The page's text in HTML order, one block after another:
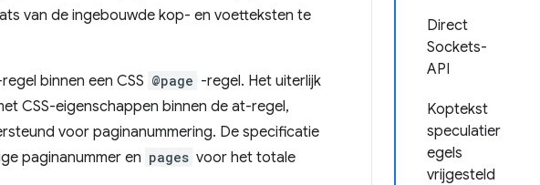
Direct
Sockets-
API
Koptekst
speculatier
egels
vrijgesteld
van de ingebouwde kop- en voetteksten te
binnen een CSS @page -regel. Het uiterlijk
CSS-eigenschappen binnen de at-regel,
voor paginanummering. De specificatie
paginanummer en pages voor het totale